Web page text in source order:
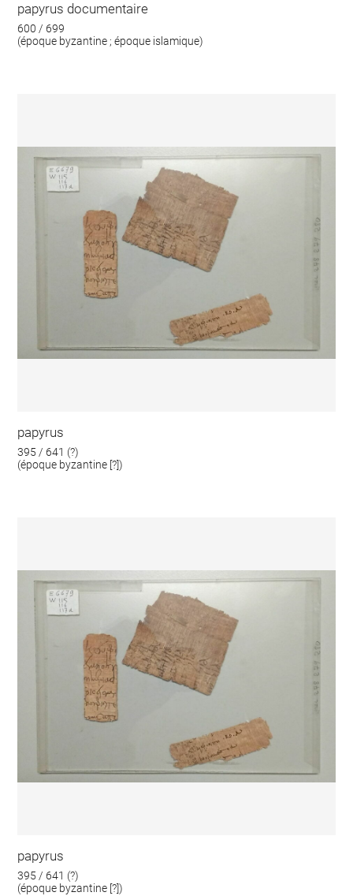
papyrus documentaire
600 / 699
(époque byzantine ; époque islamique)
papyrus
395 / 641 (?)
(époque byzantine [?])
papyrus
395 / 641 (?)
(époque byzantine [?])